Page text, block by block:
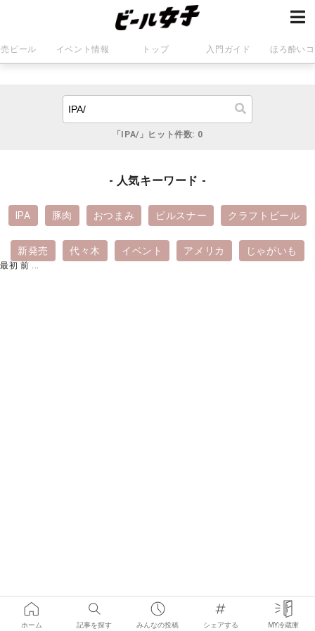
ビール イベント情報 トップ 入門ガイド ほろ酔い
「IPA/」ヒット件数: 0
- 人気キーワード -
IPA 豚肉 おつまみ ピルスナー クラフトビール
新発売 代々木 イベント アメリカ じゃがいも
最初 前 ...
ホーム 記事を探す みんなの投稿 シェアする MY冷蔵庫